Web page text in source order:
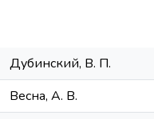
Дубинский, В. П.
Весна, А. В.